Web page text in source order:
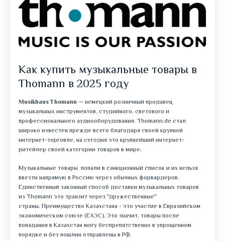
Как купить музыкальные товары в
Thomann в 2025 году
Musikhaus Thomann — немецкий розничный продавец
музыкальных инструментов, студийного, светового и
профессионального аудиооборудования. Thomann.de стал
широко известен прежде всего благодаря своей крупной
интернет-торговле, на сегодня это крупнейший интернет-
ритейлер своей категории товаров в мире.
Музыкальные товары попали в санкционный список и их нельзя
ввезти напрямую в Россию через обычных форвардеров.
Единственный законный способ доставки музыкальных товаров
из Thomann это транзит через "дружественные"
страны. Преимущество Казахстана - это участие в Евразийском
экономическом союзе (ЕАЭС). Это значит, товары после
попадания в Казахстан могу беспрепятственно в упрощенном
порядке и без пошлин отправлены в РФ.